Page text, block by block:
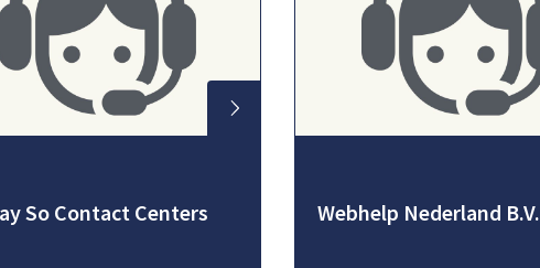
So Contact Centers
Webhelp Nederland B.V.